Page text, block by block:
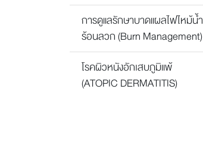
การดูแลรักษาบาดแผลไฟไหม้น้ำ
ร้อนลวก (Burn Management)
โรคผิวหนังอักเสบภูมิแพ้
(ATOPIC DERMATITIS)